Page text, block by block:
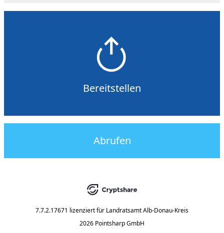
Bereitstellen
Abrufen
7.7.2.17671 lizenziert für Landratsamt Alb-Donau-Kreis
2026 Pointsharp GmbH